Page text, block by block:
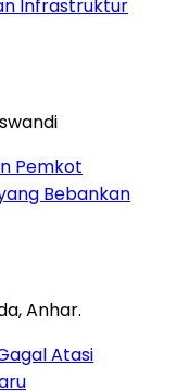
Infrastruktur
Pemkot
Bebankan
Atasi